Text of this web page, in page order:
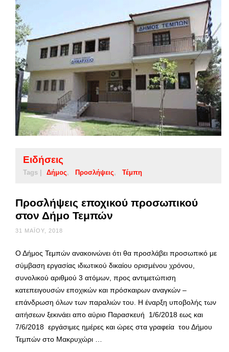
Ειδήσεις
Tags | Δήμος Προσλήψεις Τέμπη
Προσλήψεις εποχικού προσωπικού
στον Δήμο Τεμπών
31 ΜΑΪ́ΟΥ, 2018
Ο Δήμος Τεμπών ανακοινώνει ότι θα προσλάβει προσωπικό με
σύμβαση εργασίας ιδιωτικού δικαίου ορισμένου χρόνου,
συνολικού αριθμού 3 ατόμων, προς αντιμετώπιση
κατεπειγουσών εποχικών και πρόσκαιρων αναγκών –
επάνδρωση όλων των παραλιών του. Η έναρξη υποβολής των
αιτήσεων ξεκινάει απο αύριο Παρασκευή 1/6/2018 εως και
7/6/2018 εργάσιμες ημέρες και ώρες στα γραφεία του Δήμου
Τεμπών στο Μακρυχώρι …